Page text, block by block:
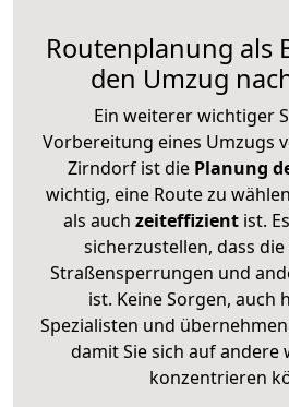
Routenplanung als
den Umzug
Ein weiterer wichtiger
Vorbereitung eines Umzugs
Zirndorf ist die Planung
wichtig, eine Route zu
als auch zeiteffizientist.
sicherzustellen, dass
Straßensperrungen und
ist. Keine Sorgen, auch
Spezialisten und
damit Sie sich auf andere
konzentrieren